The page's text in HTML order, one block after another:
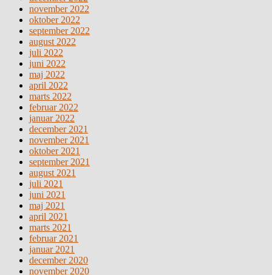
november 2022
oktober 2022
september 2022
august 2022
juli 2022
juni 2022
maj 2022
april 2022
marts 2022
februar 2022
januar 2022
december 2021
november 2021
oktober 2021
september 2021
august 2021
juli 2021
juni 2021
maj 2021
april 2021
marts 2021
februar 2021
januar 2021
december 2020
november 2020